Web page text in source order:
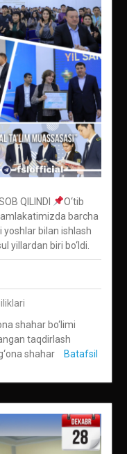
QILINDI
O‘tib
barcha
yoshlar bilan ishlash
yillardan biri bo‘ldi.
shahar bo‘limi
taqdirlash
shahar Batafsil